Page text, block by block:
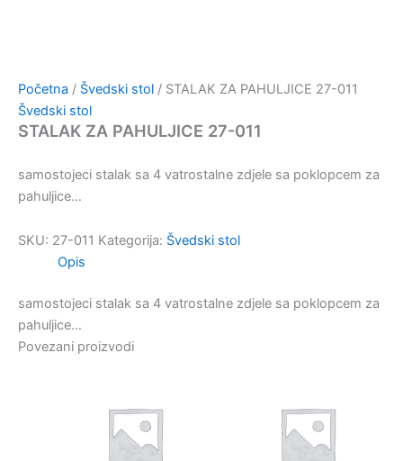
Početna / Švedski stol / STALAK ZA PAHULJICE 27-011
Švedski stol
STALAK ZA PAHULJICE 27-011
samostojeci stalak sa 4 vatrostalne zdjele sa poklopcem za
pahuljice…
SKU: 27-011 Kategorija: Švedski stol
Opis
samostojeci stalak sa 4 vatrostalne zdjele sa poklopcem za
pahuljice…
Povezani proizvodi